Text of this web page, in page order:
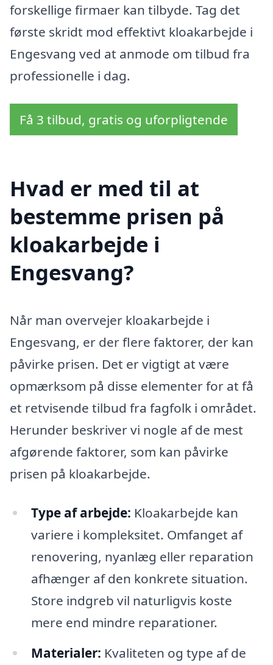
forskellige firmaer kan tilbyde. Tag det
første skridt mod effektivt kloakarbejde i
Engesvang ved at anmode om tilbud fra
professionelle i dag.
Få 3 tilbud, gratis og uforpligtende
Hvad er med til at
bestemme prisen på
kloakarbejde i
Engesvang?
Når man overvejer kloakarbejde i
Engesvang, er der flere faktorer, der kan
påvirke prisen. Det er vigtigt at være
opmærksom på disse elementer for at få
et retvisende tilbud fra fagfolk i området.
Herunder beskriver vi nogle af de mest
afgørende faktorer, som kan påvirke
prisen på kloakarbejde.
Type af arbejde: Kloakarbejde kan
variere i kompleksitet. Omfanget af
renovering, nyanlæg eller reparation
afhænger af den konkrete situation.
Store indgreb vil naturligvis koste
mere end mindre reparationer.
Materialer: Kvaliteten og type af de